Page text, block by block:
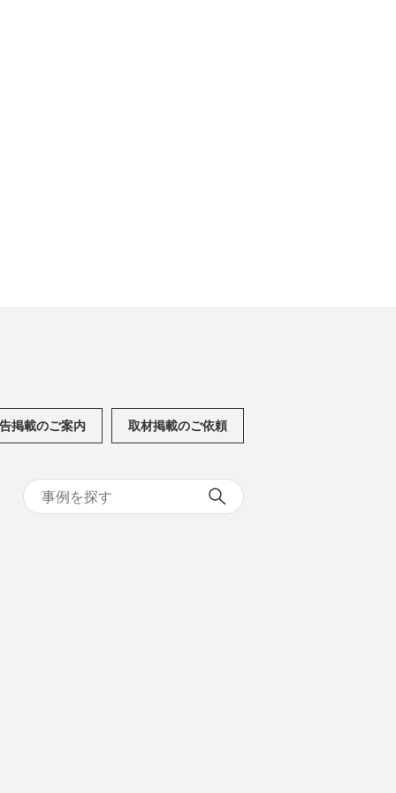
掲載のご案内 取材掲載のご依頼